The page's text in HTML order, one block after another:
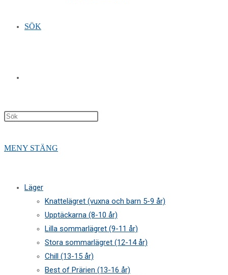
SÖK
MENY STÄNG
Läger
Knattelägret (vuxna och barn 5-9 år)
Upptäckarna (8-10 år)
Lilla sommarlägret (9-11 år)
Stora sommarlägret (12-14 år)
Chill (13-15 år)
Best of Prärien (13-16 år)